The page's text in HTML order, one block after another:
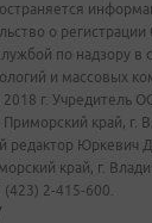
о
по надзору в
и массовых
г. Учредитель
край, г.
редактор Юркевич
край, г.
2-415-600.